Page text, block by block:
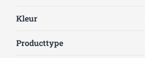
Kleur
Producttype